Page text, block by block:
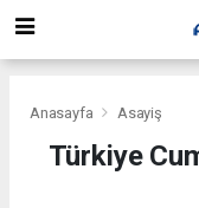
Anasayfa Asayiş
Türkiye